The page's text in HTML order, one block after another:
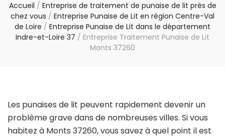
Accueil / Entreprise de traitement de punaise de lit près de
chez vous / Entreprise Punaise de Lit en région Centre-Val
de Loire / Entreprise Punaise de Lit dans le département
Indre-et-Loire 37 / Entreprise Traitement Punaise de Lit
Monts 37260
Les punaises de lit peuvent rapidement devenir un
problème grave dans de nombreuses villes. Si vous
habitez à Monts 37260, vous savez à quel point il est